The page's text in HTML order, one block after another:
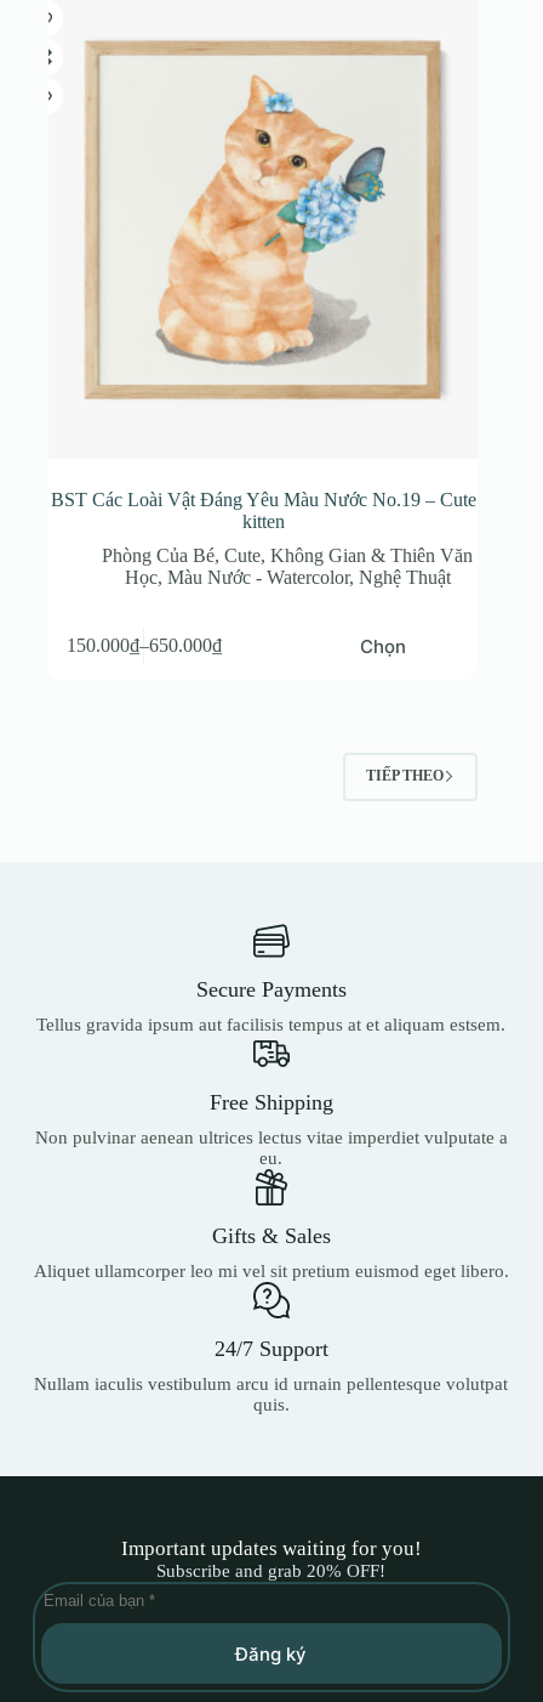
thể.
Các
tùy
chọn
BST Các Loài Vật Đáng Yêu Màu Nước No.19 – Cute
kitten
Phòng Của Bé,Cute,Không Gian & Thiên Văn
Học, Màu Nước - Watercolor, Nghệ Thuật
150.000₫–650.000₫
Khoảng
Chọn
phẩm
TIẾP THEO
Secure Payments
Tellus gravida ipsum aut facilisis tempus at et aliquam estsem.
Free Shipping
Non pulvinar aenean ultrices lectus vitae imperdiet vulputate a
eu.
Gifts & Sales
Aliquet ullamcorper leo mi vel sit pretium euismod eget libero.
24/7 Support
Nullam iaculis vestibulum arcu id urnain pellentesque volutpat
quis.
Important updates waiting for you!
Subscribe and grab 20% OFF!
Đăng ký